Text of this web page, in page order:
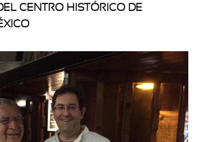
CENTRO HISTÓRICO DE